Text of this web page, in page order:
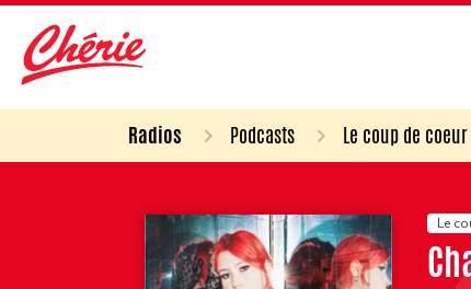
Radios Podcasts Le coup de
Le